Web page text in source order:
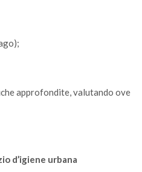
approfondite, valutando ove
d’igiene urbana